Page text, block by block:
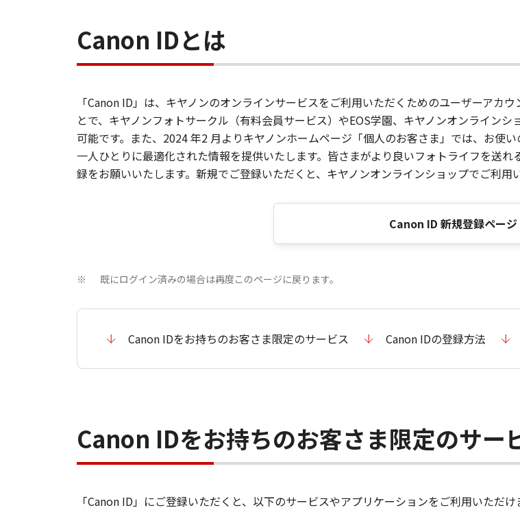
Canon IDとは
「Canon ID」は、キヤノンのオンラインサービスをご利用いただくためのユーザーアカ
とで、キヤノンフォトサークル（有料会員サービス）やEOS学園、キヤノンオンライン
可能です。また、2024 年2 月よりキヤノンホームページ「個人のお客さま」では、お使
一人ひとりに最適化された情報を提供いたします。皆さまがより良いフォトライフを送
録をお願いいたします。新規でご登録いただくと、キヤノンオンラインショップでご利用
Canon ID 新規登録ページ
※ 既にログイン済みの場合は再度このページに戻ります。
Canon IDをお持ちのお客さま限定のサービス Canon IDの登録方法
Canon IDをお持ちのお客さま限定のサー
「Canon ID」にご登録いただくと、以下のサービスやアプリケーションをご利用いただけ